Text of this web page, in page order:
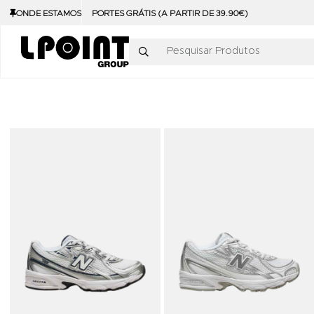
ONDE ESTAMOS PORTES GRÁTIS (A PARTIR DE 39.90€)
Pesquisar Produtos